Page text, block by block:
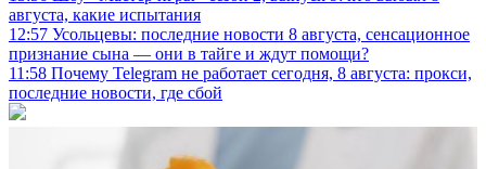
августа, какие испытания
12:57 Усольцевы: последние новости 8 августа, сенсационное
признание сына — они в тайге и ждут помощи?
11:58 Почему Telegram не работает сегодня, 8 августа: прокси,
последние новости, где сбой